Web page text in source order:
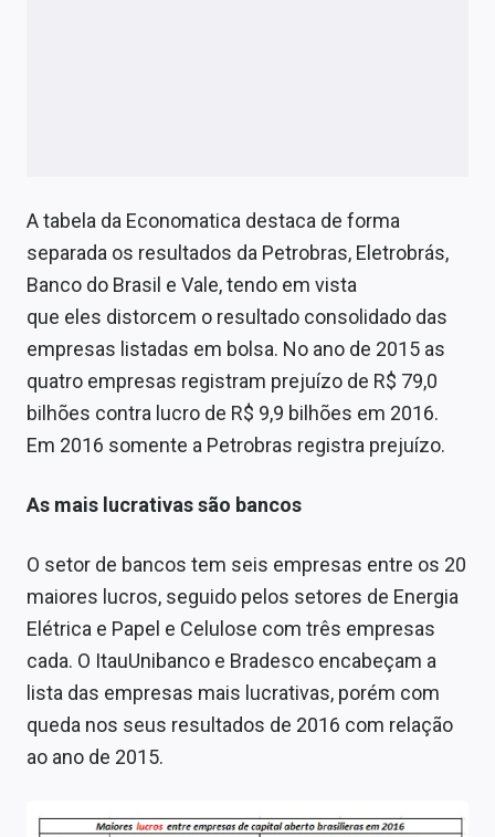
A tabela da Economatica destaca de forma
separada os resultados da Petrobras, Eletrobrás,
Banco do Brasil e Vale, tendo em vista
que eles distorcem o resultado consolidado das
empresas listadas em bolsa. No ano de 2015 as
quatro empresas registram prejuízo de R$ 79,0
bilhões contra lucro de R$ 9,9 bilhões em 2016.
Em 2016 somente a Petrobras registra prejuízo.
As mais lucrativas são bancos
O setor de bancos tem seis empresas entre os 20
maiores lucros, seguido pelos setores de Energia
Elétrica e Papel e Celulose com três empresas
cada. O ItauUnibanco e Bradesco encabeçam a
lista das empresas mais lucrativas, porém com
queda nos seus resultados de 2016 com relação
ao ano de 2015.